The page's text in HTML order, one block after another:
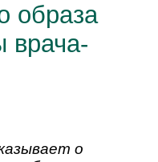
образа
врача-
о